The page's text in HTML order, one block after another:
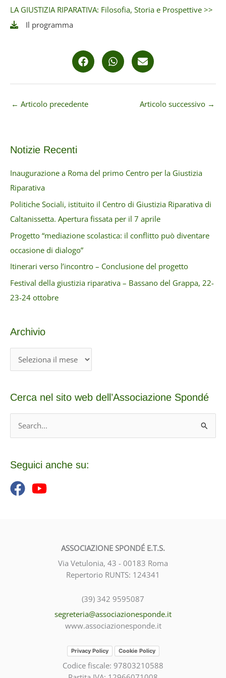
LA GIUSTIZIA RIPARATIVA: Filosofia, Storia e Prospettive >>
Il programma
← Articolo precedente Articolo successivo →
Notizie Recenti
Inaugurazione a Roma del primo Centro per la Giustizia
Riparativa
Politiche Sociali, istituito il Centro di Giustizia Riparativa di
Caltanissetta. Apertura fissata per il 7 aprile
Progetto “mediazione scolastica: il conflitto può diventare
occasione di dialogo”
Itinerari verso l’incontro – Conclusione del progetto
Festival della giustizia riparativa – Bassano del Grappa, 22-
23-24 ottobre
Archivio
r
h
i
Cerca nel sito web dell’Associazione Spondé
c
:
Seguici anche su:
ASSOCIAZIONE SPONDÉ E.T.S.
Via Vetulonia, 43 - 00183 Roma
Repertorio RUNTS: 124341
(39) 342 9595087
segreteria@associazionesponde.it
www.associazionesponde.it
Privacy Policy Cookie Policy
Codice fiscale: 97803210588